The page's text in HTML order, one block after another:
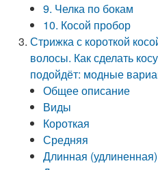
9. Челка по бокам
10. Косой пробор
Стрижка с короткой
волосы. Как сделать
подойдёт: модные
Общее описание
Виды
Короткая
Средняя
Длинная (удлиненная)